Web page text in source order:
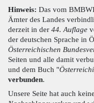
Hinweis: Das vom
Ämter des Landes
derzeit in der 44. Auflage
der deutschen Sprache in
Österreichischen
Seiten und alle damit
und dem Buch "
verbunden.
Unsere Seite hat auch